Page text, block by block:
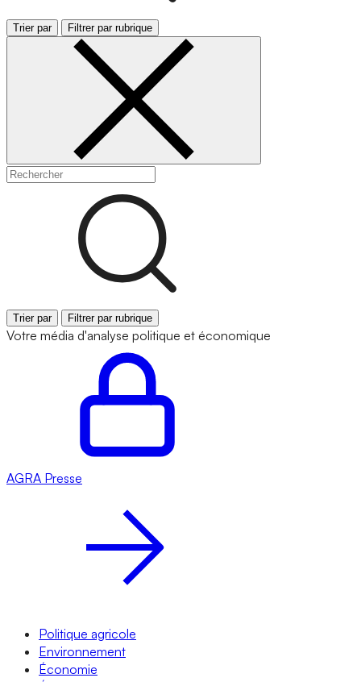
Trier par Filtrer par rubrique
Trier par Filtrer par rubrique
Votre média d'analyse politique et économique
AGRA Presse
Politique agricole
Environnement
Économie